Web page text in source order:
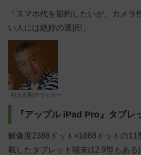
「スマホ代を節約したいが、カメラ
い人には絶好の選択!」
村元正剛/ITライター
『アップル iPad Pro』タブレ
解像度2388ドット×1668ドットの11
載したタブレット端末(12.9型もあ